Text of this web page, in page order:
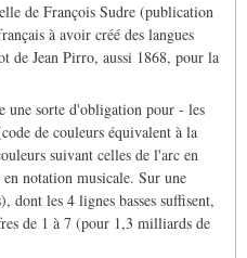
de François Sudre (publication
à avoir créé des langues
de Jean Pirro, aussi 1868, pour la
sorte d'obligation pour - les
de couleurs équivalent à la
suivant celles de l'arc en
notation musicale. Sur une
les 4 lignes basses suffisent,
de 1 à 7 (pour 1,3 milliards de